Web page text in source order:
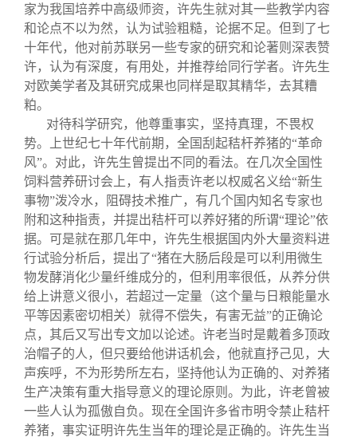
家为我国培养中高级师资，许先生就对其一些教学内容
和论点不以为然，认为试验粗糙，论据不足。但到了七
十年代，他对前苏联另一些专家的研究和论著则深表赞
许，认为有深度，有用处，并推荐给同行学者。许先生
对欧美学者及其研究成果也同样是取其精华，去其糟
粕。
对待科学研究，他尊重事实，坚持真理，不畏权
势。上世纪七十年代前期，全国刮起秸杆养猪的“革命
风”。对此，许先生曾提出不同的看法。在几次全国性
饲料营养研讨会上，有人指责许老以权威名义给“新生
事物”泼冷水，阻碍技术推广，有几个国内知名专家也
附和这种指责，并提出秸杆可以养好猪的所谓“理论”依
据。可是就在那几年中，许先生根据国内外大量资料进
行试验分析后，提出了“猪在大肠后段是可以利用微生
物发酵消化少量纤维成分的，但利用率很低，从养分供
给上讲意义很小，若超过一定量（这个量与日粮能量水
平等因素密切相关）就得不偿失，有害无益”的正确论
点，其后又写出专文加以论述。许老当时是戴着多顶政
治帽子的人，但只要给他讲话机会，他就直抒己见，大
声疾呼，不为形势所左右，坚持他认为正确的、对养猪
生产决策有重大指导意义的理论原则。为此，许老曾被
一些人认为孤傲自负。现在全国许多省市明令禁止秸杆
养猪，事实证明许先生当年的理论是正确的。许先生当